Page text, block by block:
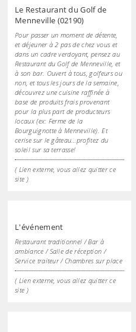
Le Restaurant du Golf de
Menneville (02190)
Pour passer un moment de détente,
et déjeuner à 2 pas de chez vous et
dans un cadre verdoyant, pensez au
Restaurant du Golf de Menneville, et
à son bar. Ouvert à tous, golfeurs ou
non, et tous les jours de la semaine,
découvrez une cuisine raffinée à
base de produits frais provenant
pour la plus part de producteurs
locaux (ex: Ferme de la
Bourguignotte à Menneville). Et
cerise sur le gâteau…profitez du
soleil sur sa terrasse!
( Lien externe, vous allez quitter ce
site )
L'événement
Restaurant traditionnel / Bar à
ambiance / Salle de réception /
Service traiteur / Chambres sur place
( Lien externe, vous allez quitter ce
site )